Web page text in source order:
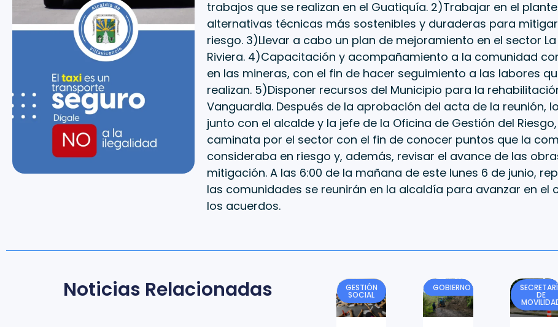
trabajos que se realizan en el Guatiquía. 2)Trabajar en el
alternativas técnicas más sostenibles y duraderas para
riesgo. 3)Llevar a cabo un plan de mejoramiento en el sector La
Riviera. 4)Capacitación y acompañamiento a la comunidad
en las mineras, con el fin de hacer seguimiento a las labores
realizan. 5)Disponer recursos del Municipio para la
Vanguardia. Después de la aprobación del acta de la reunión,
junto con el alcalde y la jefe de la Oficina de Gestión del
caminata por el sector con el fin de conocer puntos que la
consideraba en riesgo y, además, revisar el avance de las
mitigación. A las 6:00 de la mañana de este lunes 6 de junio,
las comunidades se reunirán en la alcaldía para avanzar en el
los acuerdos.
Noticias Relacionadas GESTIÓN
SOCIAL
GOBIERNO
DE